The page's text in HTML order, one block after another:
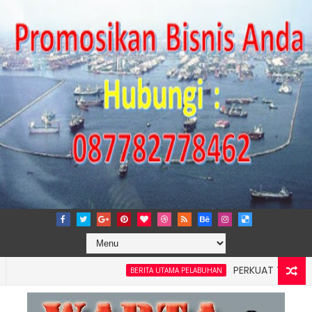
BERITA UTAMA PELABUHAN
PERKUAT TATA KELOLA
4: Pelindo Jasa Maritim Dengar Keluhan dan Kebutuhan